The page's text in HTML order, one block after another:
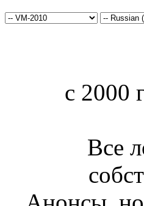
c 2000
Все